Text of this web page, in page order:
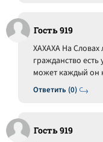
Гость 919
Ответить (0)
ХАХАХА На Словах
гражданство есть
может каждый он
Гость 919